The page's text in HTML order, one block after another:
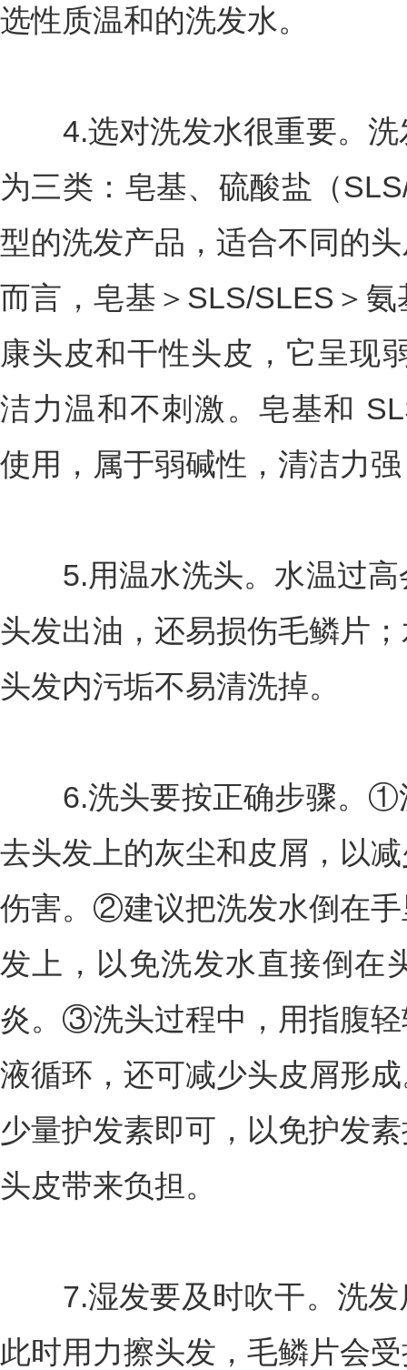
选性质温和的洗发水。
4.选对洗发水很重要。洗
为三类：皂基、硫酸盐（
型的洗发产品，适合不同的
而言，皂基＞SLS/SLES＞
康头皮和干性头皮，它呈现
洁力温和不刺激。皂基和
使用，属于弱碱性，清洁力
5.用温水洗头。水温过高
头发出油，还易损伤毛鳞片
头发内污垢不易清洗掉。
6.洗头要按正确步骤。①
去头发上的灰尘和皮屑，以
伤害。②建议把洗发水倒在
发上，以免洗发水直接倒在
炎。③洗头过程中，用指腹
液循环，还可减少头皮屑形
少量护发素即可，以免护发
头皮带来负担。
7.湿发要及时吹干。洗发
此时用力擦头发，毛鳞片会